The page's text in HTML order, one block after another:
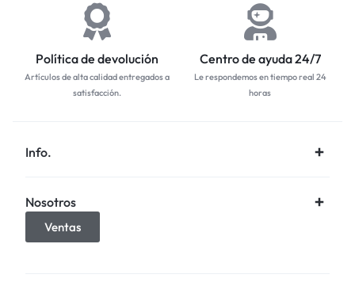
Política de devolución
Artículos de alta calidad entregados a
satisfacción.
Centro de ayuda 24/7
Le respondemos en tiempo real 24
horas
Info.
Nosotros
Ventas